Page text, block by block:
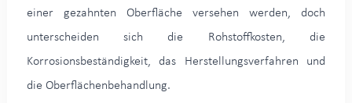
einer gezahnten Oberfläche versehen werden, doch
unterscheiden sich die Rohstoffkosten, die
Korrosionsbeständigkeit, das Herstellungsverfahren und
die Oberflächenbehandlung.